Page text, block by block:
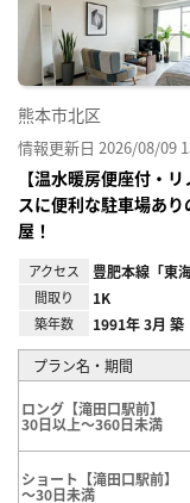
熊本市北区
情報更新日 2026/08/09
【温水暖房便座付・
スに便利な駐車場あ
屋！
アクセス 豊肥本線「東
間取り 1K
築年数 1991年 3月 築
プラン名・期間
ロング【滝田口駅前】
30日以上～360日未満
ショート【滝田口駅前】
～30日未満